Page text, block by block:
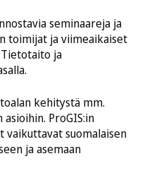
seminaareja ja
toimijat ja viimeaikaiset
ja
kehitystä mm.
ProGIS:in
vaikuttavat suomalaisen
ja asemaan